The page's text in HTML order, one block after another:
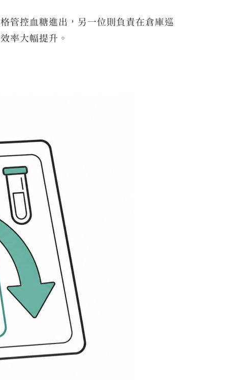
管控血糖進出，另一位則負責在倉庫巡
率大幅提升。